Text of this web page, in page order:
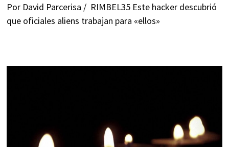
Por David Parcerisa / RIMBEL35 Este hacker descubrió
que oficiales aliens trabajan para «ellos»